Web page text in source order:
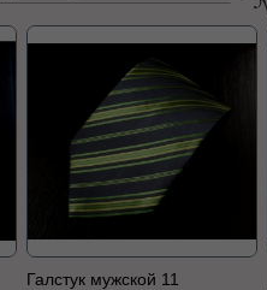
Галстук мужской 11